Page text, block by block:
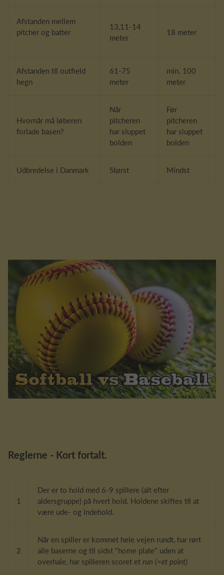
Afstanden mellem
pitcher og batter
13,11-14
meter
18 meter
Afstanden til outfield
hegn
61-75
meter
min. 100
meter
Hvornår må løberen
forlade basen?
Når
pitcheren
har sluppet
bolden
Før
pitcheren
har sluppet
bolden
Udbredelse i Danmark Størst Mindst
Reglerne - Kort fortalt.
1
Der er to hold med 6-9 spillere (alt efter
aldersgruppe) på hvert hold. Holdene skiftes til at
være ude- og indehold.
2
Når en spiller er kommet hele vejen rundt, har rørt
alle baserne og til sidst "home plate" uden at
overhale, har spilleren scoret et run (=et point)